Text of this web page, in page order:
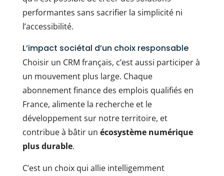
performantes sans sacrifier la simplicité ni
l’accessibilité.
L’impact sociétal d’un choix responsable
Choisir un CRM français, c’est aussi participer à
un mouvement plus large. Chaque
abonnement finance des emplois qualifiés en
France, alimente la recherche et le
développement sur notre territoire, et
contribue à bâtir un écosystème numérique
plus durable.
C’est un choix qui allie intelligemment